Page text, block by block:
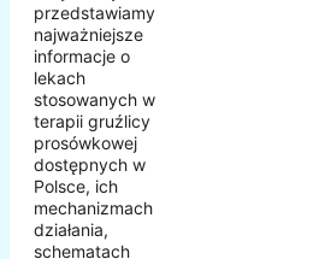
przedstawiamy
najważniejsze
informacje o
lekach
stosowanych w
terapii gruźlicy
prosówkowej
dostępnych w
Polsce, ich
mechanizmach
działania,
schematach